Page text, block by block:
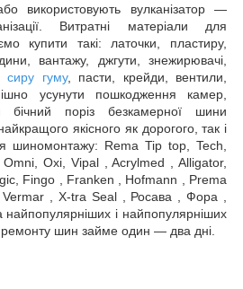
використовують вулканізатор —
Витратні матеріали для
купити такі: латочки, пластиру,
вантажу, джгути, знежирювачі,
сиру гуму, пасти, крейди, вентили,
усунути пошкодження камер,
поріз безкамерної шини
якісного як дорогого, так і
шиномонтажу: Rema Tip top, Tech,
Omni, Oxi, Vipal , Acrylmed , Alligator,
Fingo , Franken , Hofmann , Prema
Vermar , X-tra Seal , Росава , Фора ,
і найпопулярніших
ремонту шин займе один — два дні.